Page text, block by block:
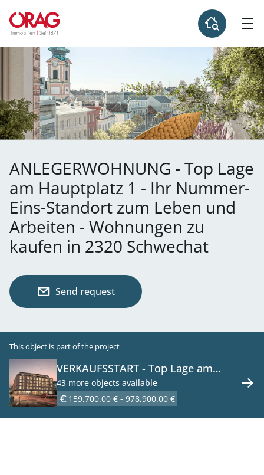
ANLEGERWOHNUNG - Top Lage
am Hauptplatz 1 - Ihr Nummer-
Eins-Standort zum Leben und
Arbeiten - Wohnungen zu
kaufen in 2320 Schwechat
Send request
This object is part of the project
VERKAUFSSTART - Top Lage am
Hauptplatz 1 - Ihr Nummer-Eins-
Standort zum Leben und Arbeiten -
Wohnungen zu kaufen in 2320
43 more objects available
159,700.00 € - 978,900.00 €